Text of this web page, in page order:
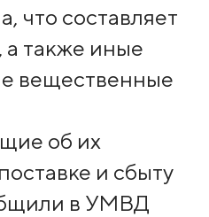
что составляет
а также иные
вещественные
об их
и сбыту
в УМВД